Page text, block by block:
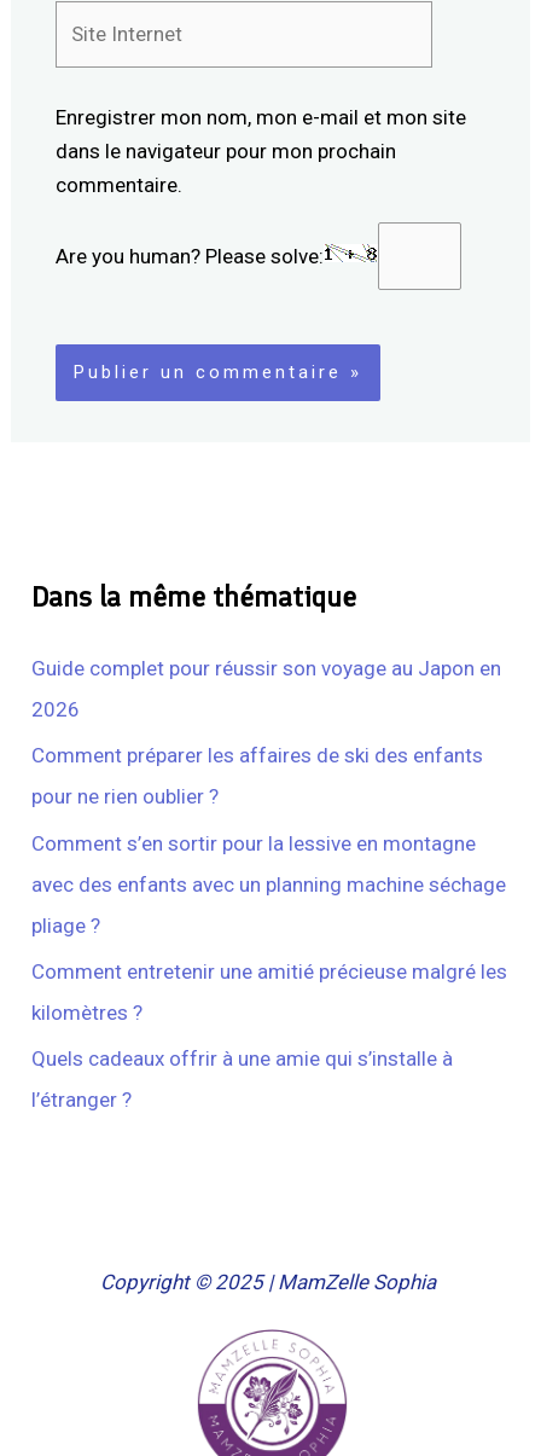
Enregistrer mon nom, mon e-mail et mon site
dans le navigateur pour mon prochain
commentaire.
Are you human? Please solve:
Dans la même thématique
Guide complet pour réussir son voyage au Japon en
2026
Comment préparer les affaires de ski des enfants
pour ne rien oublier ?
Comment s’en sortir pour la lessive en montagne
avec des enfants avec un planning machine séchage
pliage ?
Comment entretenir une amitié précieuse malgré les
kilomètres ?
Quels cadeaux offrir à une amie qui s’installe à
l’étranger ?
Copyright © 2025 | MamZelle Sophia